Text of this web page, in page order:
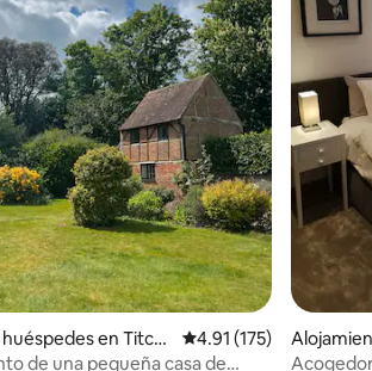
huéspedes en Titch
Calificación promedio:
4.91 (175)
de una pequeña casa de